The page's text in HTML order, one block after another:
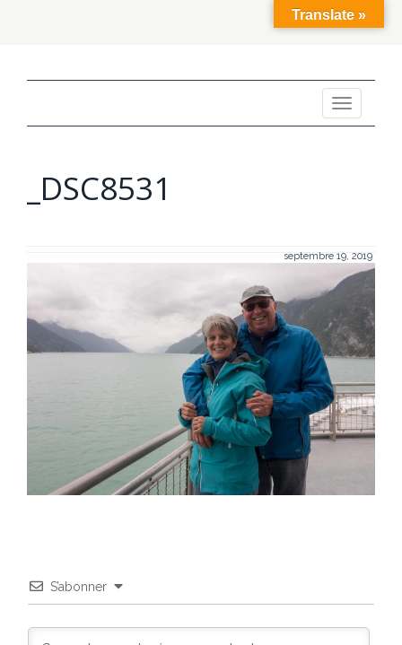
Toggle
navigation
_DSC8531
septembre 19, 2019
S’abonner
Translate »